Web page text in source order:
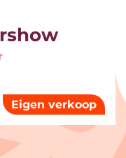
Eigen verkoop